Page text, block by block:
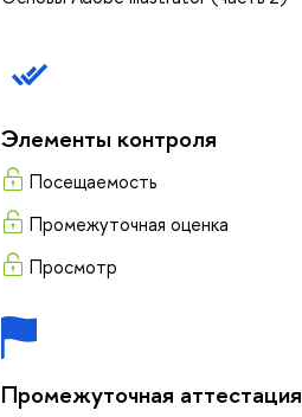
Элементы контроля
Посещаемость
Промежуточная оценка
Просмотр
Промежуточная аттестация